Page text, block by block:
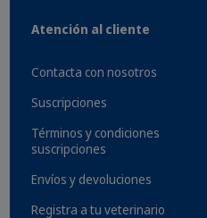
contiene alcohol ni
en una parte fácil y
Atención al cliente
Contacta con nosotros
Suscripciones
Términos y condiciones
suscripciones
Envíos y devoluciones
Registra a tu veterinario